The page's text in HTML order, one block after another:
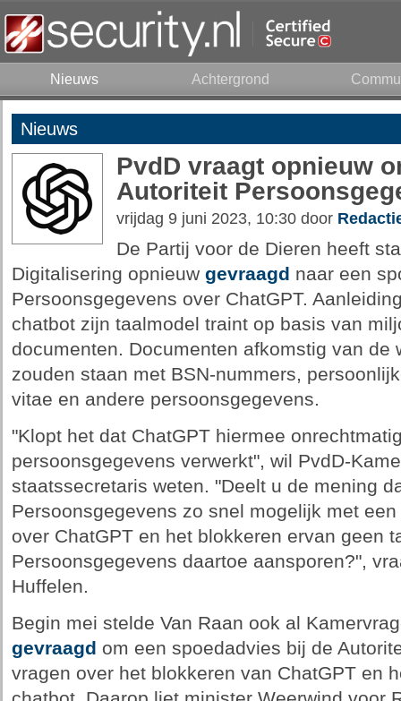
Nieuws Achtergrond
Nieuws
PvdD vraagt opnieuw
Autoriteit
vrijdag 9 juni 2023, 10:30 door
De Partij voor de Dieren heeft
Digitalisering opnieuw gevraagd naar een
Persoonsgegevens over ChatGPT.
chatbot zijn taalmodel traint op basis van
documenten. Documenten afkomstig van de
zouden staan met BSN-nummers,
vitae en andere persoonsgegevens.
"Klopt het dat ChatGPT hiermee
persoonsgegevens verwerkt", wil PvdD-
staatssecretaris weten. "Deelt u de mening
Persoonsgegevens zo snel mogelijk met
over ChatGPT en het blokkeren ervan geen
Persoonsgegevens daartoe aansporen?",
Huffelen.
Begin mei stelde Van Raan ook al
gevraagd om een spoedadvies bij de
vragen over het blokkeren van ChatGPT en